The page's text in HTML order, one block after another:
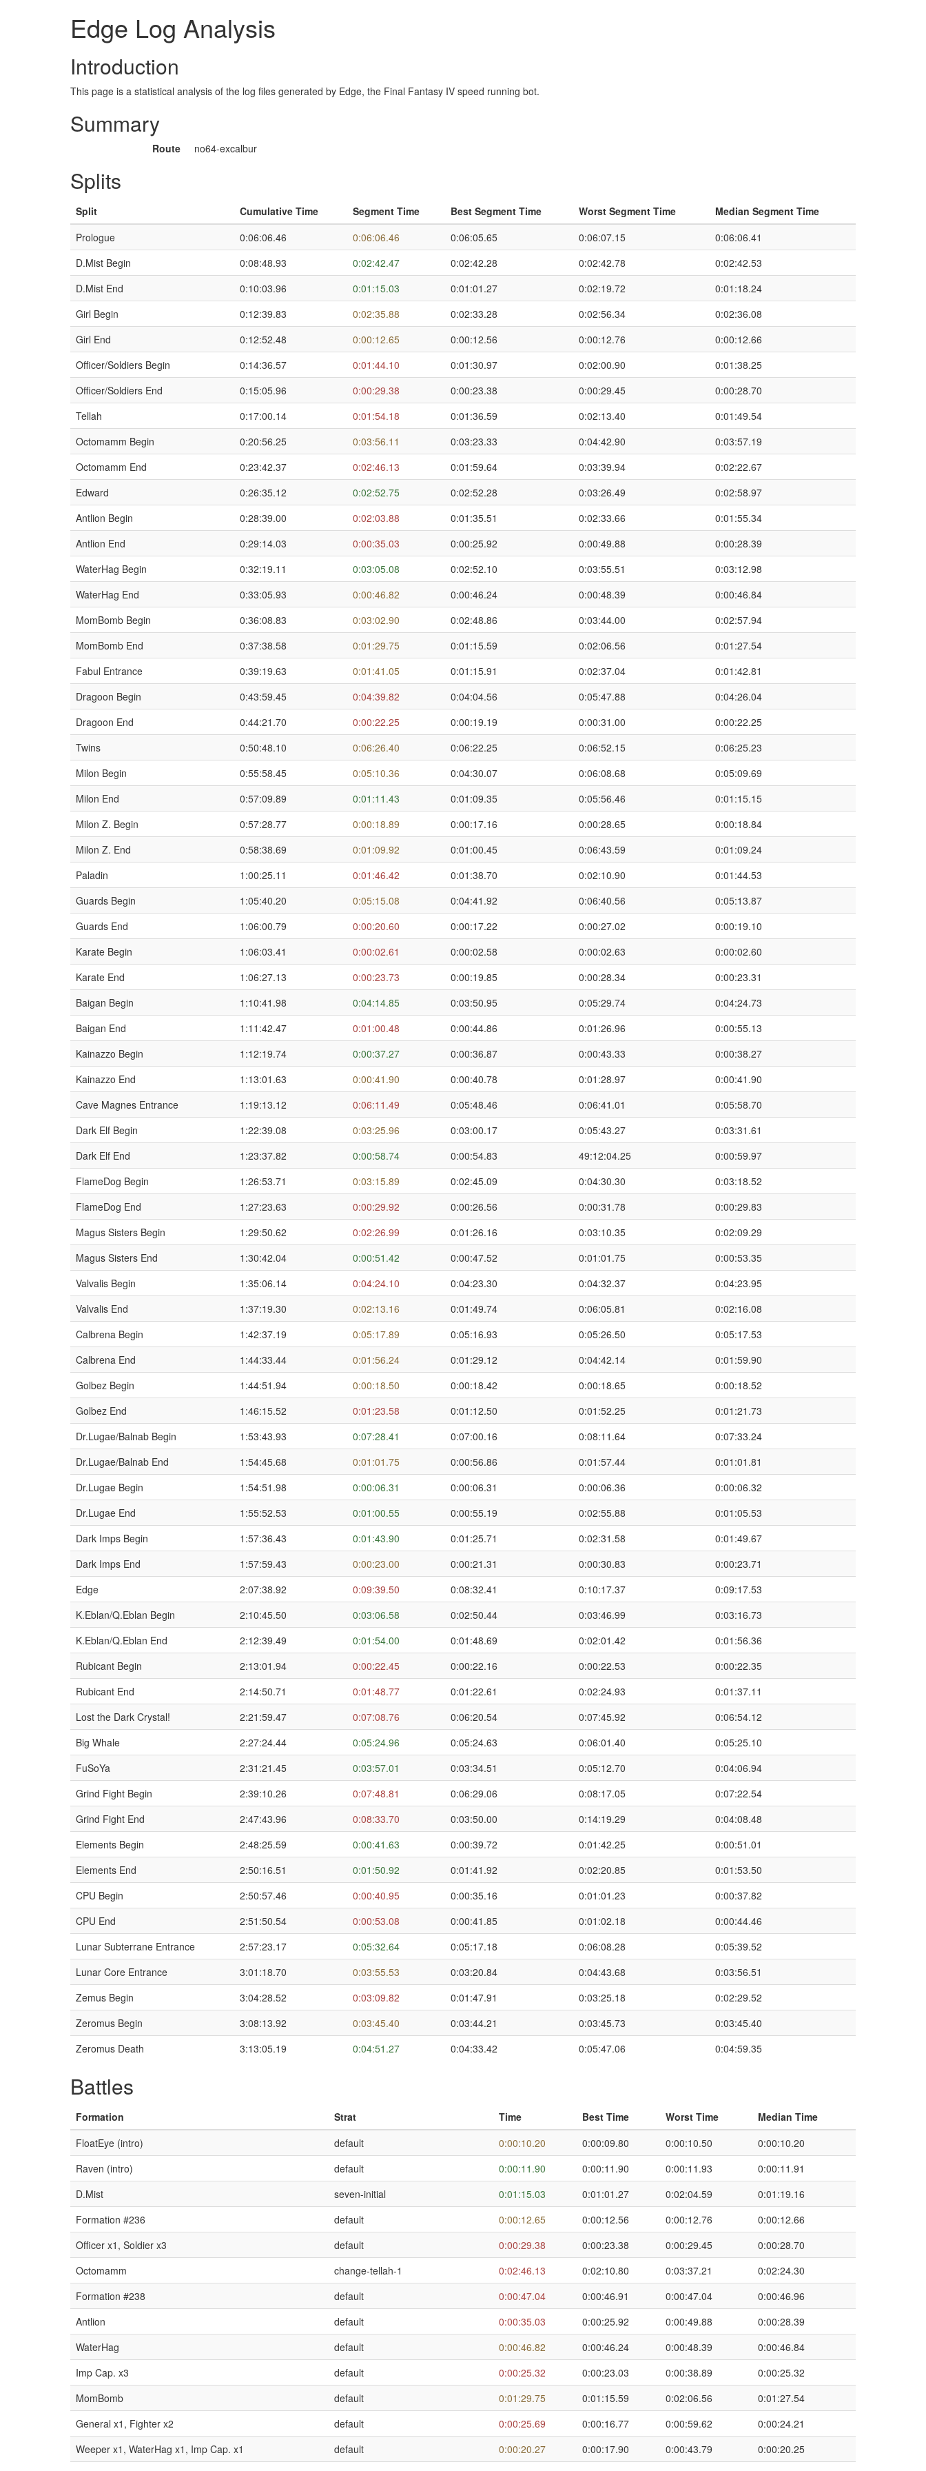
Edge Log Analysis
Introduction
This page is a statistical analysis of the log files generated by Edge, the Final Fantasy IV speed running bot.
Summary
Route no64-excalbur
Splits
Split Cumulative Time Segment Time Best Segment Time Worst Segment Time
Median Segment Time
Prologue
0:06:06.46 0:06:06.46 0:06:05.65 0:06:07.15
0:06:06.41
D.Mist Begin
0:08:48.93 0:02:42.47 0:02:42.28 0:02:42.78
0:02:42.53
D.Mist End
0:10:03.96 0:01:15.03 0:01:01.27 0:02:19.72
0:01:18.24
Girl Begin
0:12:39.83 0:02:35.88 0:02:33.28 0:02:56.34
0:02:36.08
Girl End
0:12:52.48 0:00:12.65 0:00:12.56 0:00:12.76
0:00:12.66
Officer/Soldiers Begin
0:14:36.57 0:01:44.10 0:01:30.97 0:02:00.90
0:01:38.25
Officer/Soldiers End
0:15:05.96 0:00:29.38 0:00:23.38 0:00:29.45
0:00:28.70
Tellah
0:17:00.14 0:01:54.18 0:01:36.59 0:02:13.40
0:01:49.54
Octomamm Begin
0:20:56.25 0:03:56.11 0:03:23.33 0:04:42.90
0:03:57.19
Octomamm End
0:23:42.37 0:02:46.13 0:01:59.64 0:03:39.94
0:02:22.67
Edward
0:26:35.12 0:02:52.75 0:02:52.28 0:03:26.49
0:02:58.97
Antlion Begin
0:28:39.00 0:02:03.88 0:01:35.51 0:02:33.66
0:01:55.34
Antlion End
0:29:14.03 0:00:35.03 0:00:25.92 0:00:49.88
0:00:28.39
WaterHag Begin
0:32:19.11 0:03:05.08 0:02:52.10 0:03:55.51
0:03:12.98
WaterHag End
0:33:05.93 0:00:46.82 0:00:46.24 0:00:48.39
0:00:46.84
MomBomb Begin
0:36:08.83 0:03:02.90 0:02:48.86 0:03:44.00
0:02:57.94
MomBomb End
0:37:38.58 0:01:29.75 0:01:15.59 0:02:06.56
0:01:27.54
Fabul Entrance
0:39:19.63 0:01:41.05 0:01:15.91 0:02:37.04
0:01:42.81
Dragoon Begin
0:43:59.45 0:04:39.82 0:04:04.56 0:05:47.88
0:04:26.04
Dragoon End
0:44:21.70 0:00:22.25 0:00:19.19 0:00:31.00
0:00:22.25
Twins
0:50:48.10 0:06:26.40 0:06:22.25 0:06:52.15
0:06:25.23
Milon Begin
0:55:58.45 0:05:10.36 0:04:30.07 0:06:08.68
0:05:09.69
Milon End
0:57:09.89 0:01:11.43 0:01:09.35 0:05:56.46
0:01:15.15
Milon Z. Begin
0:57:28.77 0:00:18.89 0:00:17.16 0:00:28.65
0:00:18.84
Milon Z. End
0:58:38.69 0:01:09.92 0:01:00.45 0:06:43.59
0:01:09.24
Paladin
1:00:25.11 0:01:46.42 0:01:38.70 0:02:10.90
0:01:44.53
Guards Begin
1:05:40.20 0:05:15.08 0:04:41.92 0:06:40.56
0:05:13.87
Guards End
1:06:00.79 0:00:20.60 0:00:17.22 0:00:27.02
0:00:19.10
Karate Begin
1:06:03.41 0:00:02.61 0:00:02.58 0:00:02.63
0:00:02.60
Karate End
1:06:27.13 0:00:23.73 0:00:19.85 0:00:28.34
0:00:23.31
Baigan Begin
1:10:41.98 0:04:14.85 0:03:50.95 0:05:29.74
0:04:24.73
Baigan End
1:11:42.47 0:01:00.48 0:00:44.86 0:01:26.96
0:00:55.13
Kainazzo Begin
1:12:19.74 0:00:37.27 0:00:36.87 0:00:43.33
0:00:38.27
Kainazzo End
1:13:01.63 0:00:41.90 0:00:40.78 0:01:28.97
0:00:41.90
Cave Magnes Entrance
1:19:13.12 0:06:11.49 0:05:48.46 0:06:41.01
0:05:58.70
Dark Elf Begin
1:22:39.08 0:03:25.96 0:03:00.17 0:05:43.27
0:03:31.61
Dark Elf End
1:23:37.82 0:00:58.74 0:00:54.83 49:12:04.25
0:00:59.97
FlameDog Begin
1:26:53.71 0:03:15.89 0:02:45.09 0:04:30.30
0:03:18.52
FlameDog End
1:27:23.63 0:00:29.92 0:00:26.56 0:00:31.78
0:00:29.83
Magus Sisters Begin
1:29:50.62 0:02:26.99 0:01:26.16 0:03:10.35
0:02:09.29
Magus Sisters End
1:30:42.04 0:00:51.42 0:00:47.52 0:01:01.75
0:00:53.35
Valvalis Begin
1:35:06.14 0:04:24.10 0:04:23.30 0:04:32.37
0:04:23.95
Valvalis End
1:37:19.30 0:02:13.16 0:01:49.74 0:06:05.81
0:02:16.08
Calbrena Begin
1:42:37.19 0:05:17.89 0:05:16.93 0:05:26.50
0:05:17.53
Calbrena End
1:44:33.44 0:01:56.24 0:01:29.12 0:04:42.14
0:01:59.90
Golbez Begin
1:44:51.94 0:00:18.50 0:00:18.42 0:00:18.65
0:00:18.52
Golbez End
1:46:15.52 0:01:23.58 0:01:12.50 0:01:52.25
0:01:21.73
Dr.Lugae/Balnab Begin
1:53:43.93 0:07:28.41 0:07:00.16 0:08:11.64
0:07:33.24
Dr.Lugae/Balnab End
1:54:45.68 0:01:01.75 0:00:56.86 0:01:57.44
0:01:01.81
Dr.Lugae Begin
1:54:51.98 0:00:06.31 0:00:06.31 0:00:06.36
0:00:06.32
Dr.Lugae End
1:55:52.53 0:01:00.55 0:00:55.19 0:02:55.88
0:01:05.53
Dark Imps Begin
1:57:36.43 0:01:43.90 0:01:25.71 0:02:31.58
0:01:49.67
Dark Imps End
1:57:59.43 0:00:23.00 0:00:21.31 0:00:30.83
0:00:23.71
Edge
2:07:38.92 0:09:39.50 0:08:32.41 0:10:17.37
0:09:17.53
K.Eblan/Q.Eblan Begin
2:10:45.50 0:03:06.58 0:02:50.44 0:03:46.99
0:03:16.73
K.Eblan/Q.Eblan End
2:12:39.49 0:01:54.00 0:01:48.69 0:02:01.42
0:01:56.36
Rubicant Begin
2:13:01.94 0:00:22.45 0:00:22.16 0:00:22.53
0:00:22.35
Rubicant End
2:14:50.71 0:01:48.77 0:01:22.61 0:02:24.93
0:01:37.11
Lost the Dark Crystal!
2:21:59.47 0:07:08.76 0:06:20.54 0:07:45.92
0:06:54.12
Big Whale
2:27:24.44 0:05:24.96 0:05:24.63 0:06:01.40
0:05:25.10
FuSoYa
2:31:21.45 0:03:57.01 0:03:34.51 0:05:12.70
0:04:06.94
Grind Fight Begin
2:39:10.26 0:07:48.81 0:06:29.06 0:08:17.05
0:07:22.54
Grind Fight End
2:47:43.96 0:08:33.70 0:03:50.00 0:14:19.29
0:04:08.48
Elements Begin
2:48:25.59 0:00:41.63 0:00:39.72 0:01:42.25
0:00:51.01
Elements End
2:50:16.51 0:01:50.92 0:01:41.92 0:02:20.85
0:01:53.50
CPU Begin
2:50:57.46 0:00:40.95 0:00:35.16 0:01:01.23
0:00:37.82
CPU End
2:51:50.54 0:00:53.08 0:00:41.85 0:01:02.18
0:00:44.46
Lunar Subterrane Entrance
2:57:23.17 0:05:32.64 0:05:17.18 0:06:08.28
0:05:39.52
Lunar Core Entrance
3:01:18.70 0:03:55.53 0:03:20.84 0:04:43.68
0:03:56.51
Zemus Begin
3:04:28.52 0:03:09.82 0:01:47.91 0:03:25.18
0:02:29.52
Zeromus Begin
3:08:13.92 0:03:45.40 0:03:44.21 0:03:45.73
0:03:45.40
Zeromus Death
3:13:05.19 0:04:51.27 0:04:33.42 0:05:47.06 0:04:59.35
Battles
Formation Strat Time Best Time Worst Time
Median Time
FloatEye (intro)
default 0:00:10.20 0:00:09.80 0:00:10.50
0:00:10.20
Raven (intro)
default 0:00:11.90 0:00:11.90 0:00:11.93
0:00:11.91
D.Mist
seven-initial 0:01:15.03 0:01:01.27 0:02:04.59
0:01:19.16
Formation #236
default 0:00:12.65 0:00:12.56 0:00:12.76
0:00:12.66
Officer x1, Soldier x3
default 0:00:29.38 0:00:23.38 0:00:29.45
0:00:28.70
Octomamm
change-tellah-1 0:02:46.13 0:02:10.80 0:03:37.21
0:02:24.30
Formation #238
default 0:00:47.04 0:00:46.91 0:00:47.04
0:00:46.96
Antlion
default 0:00:35.03 0:00:25.92 0:00:49.88
0:00:28.39
WaterHag
default 0:00:46.82 0:00:46.24 0:00:48.39
0:00:46.84
Imp Cap. x3
default 0:00:25.32 0:00:23.03 0:00:38.89
0:00:25.32
MomBomb
default 0:01:29.75 0:01:15.59 0:02:06.56
0:01:27.54
General x1, Fighter x2
default 0:00:25.69 0:00:16.77 0:00:59.62
0:00:24.21
Weeper x1, WaterHag x1, Imp Cap. x1
default 0:00:20.27 0:00:17.90 0:00:43.79
0:00:20.25